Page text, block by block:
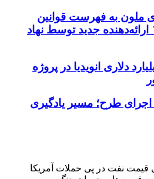
ملون به فهرست قوانین
MiCA؛ افزودن ۱۵ ارائه‌دهنده جدید توسط نهاد
۱ میلیارد دلاری انویدیا در پروژه
اجرای طرح؛ مسیر یادگیری